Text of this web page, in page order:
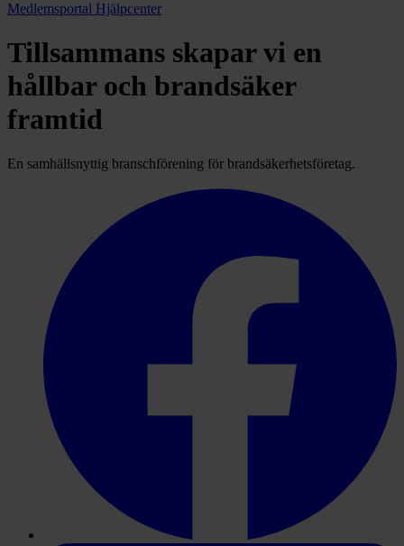
Medlemsportal Hjälpcenter
Tillsammans skapar vi en
hållbar och brandsäker
framtid
En samhällsnyttig branschförening för brandsäkerhetsföretag.